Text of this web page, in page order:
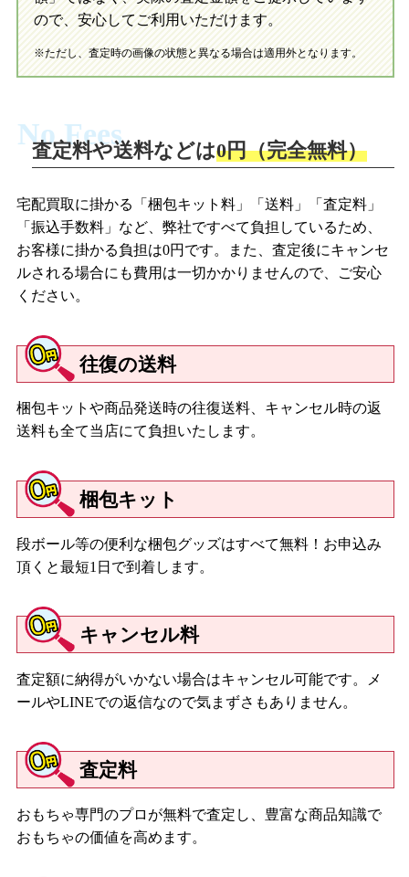
ので、安心してご利用いただけます。
※ただし、査定時の画像の状態と異なる場合は適用外となります。
No Fees
査定料や送料などは0円（完全無料）
宅配買取に掛かる「梱包キット料」「送料」「査定料」
「振込手数料」など、弊社ですべて負担しているため、
お客様に掛かる負担は0円です。また、査定後にキャンセ
ルされる場合にも費用は一切かかりませんので、ご安心
ください。
往復の送料
梱包キットや商品発送時の往復送料、キャンセル時の返
送料も全て当店にて負担いたします。
梱包キット
段ボール等の便利な梱包グッズはすべて無料！お申込み
頂くと最短1日で到着します。
キャンセル料
査定額に納得がいかない場合はキャンセル可能です。メ
ールやLINEでの返信なので気まずさもありません。
査定料
おもちゃ専門のプロが無料で査定し、豊富な商品知識で
おもちゃの価値を高めます。